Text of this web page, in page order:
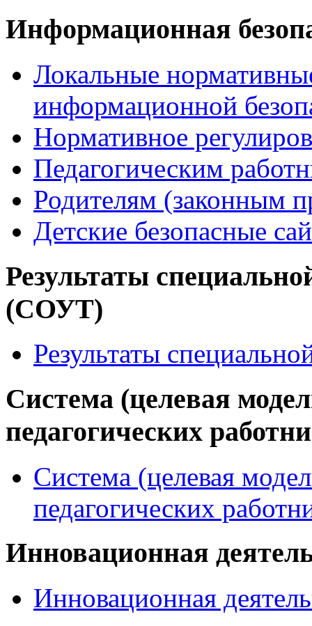
Информационная
Локальные
информационной
Нормативное
Педагогическим
Родителям (законным
Детские безопасные
Результаты
(СОУТ)
Результаты
Система (целевая
педагогических
Система (целевая
педагогических
Инновационная
Инновационная